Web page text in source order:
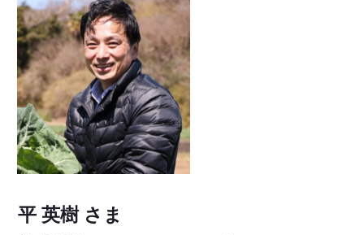
平 英樹 さま